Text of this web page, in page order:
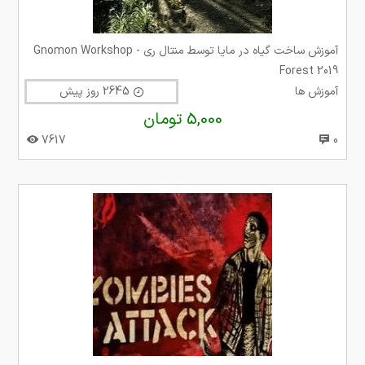
آموزش ساخت گیاه در مایا توسط منتال ری Gnomon Workshop -
Forest 2019
آموزش ها
5,000 تومان
0
7617